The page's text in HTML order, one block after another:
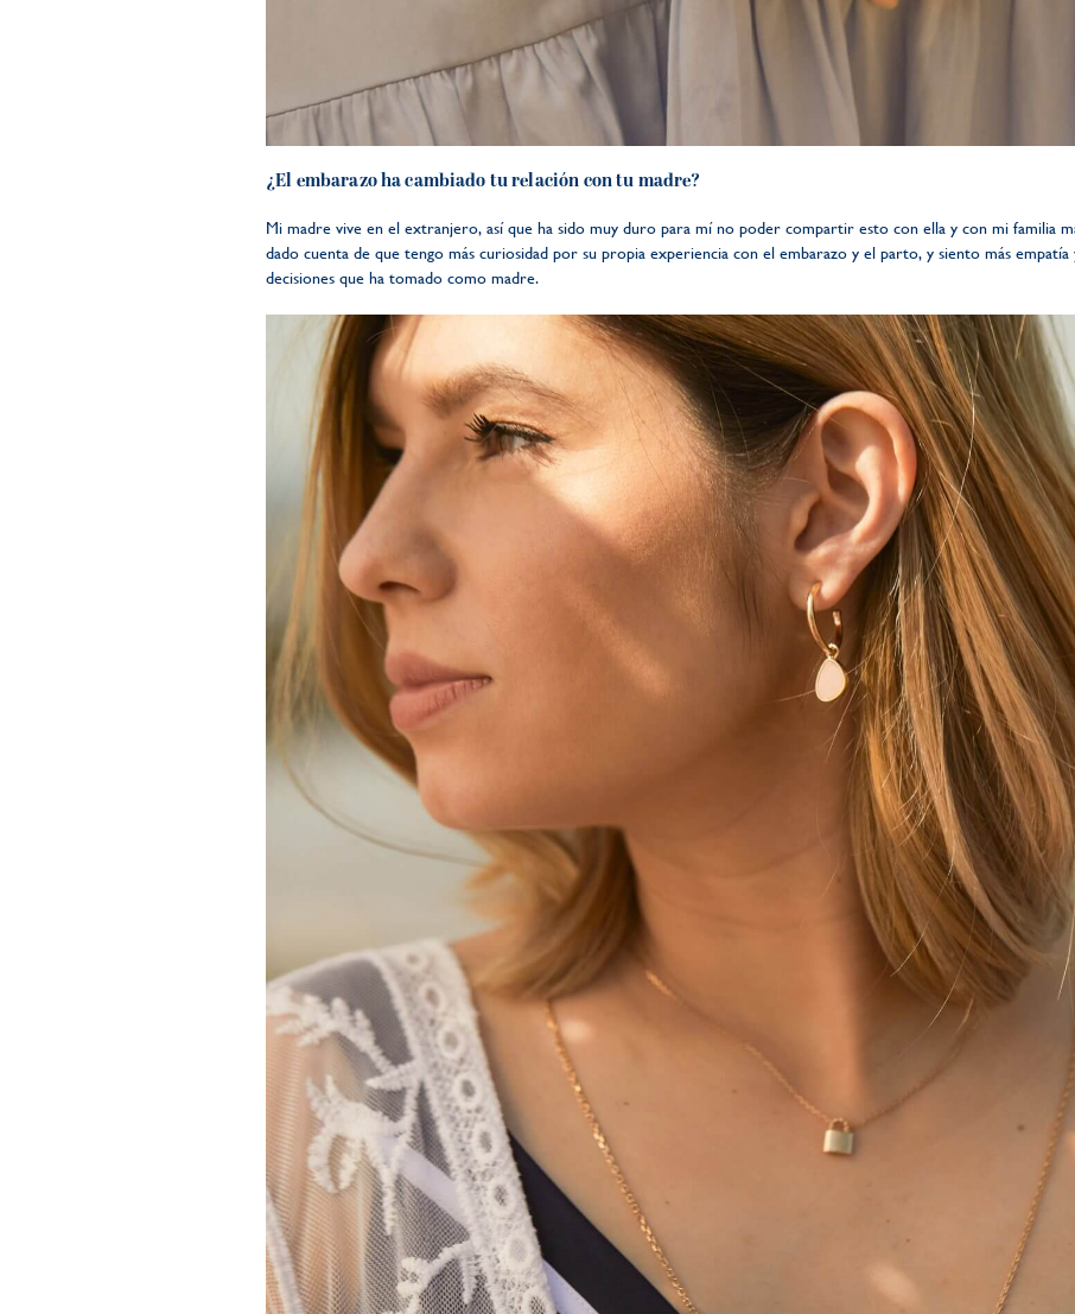
¿El embarazo ha cambiado tu relación con tu madre?
Mi madre vive en el extranjero, así que ha sido muy duro para mí no poder compartir esto con ella y con mi familia
dado cuenta de que tengo más curiosidad por su propia experiencia con el embarazo y el parto, y siento más empatía
decisiones que ha tomado como madre.